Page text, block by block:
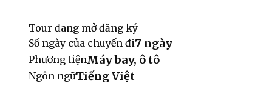
Tour đang mở đăng ký
Số ngày của chuyến đi7 ngày
Phương tiệnMáy bay, ô tô
Ngôn ngữTiếng Việt